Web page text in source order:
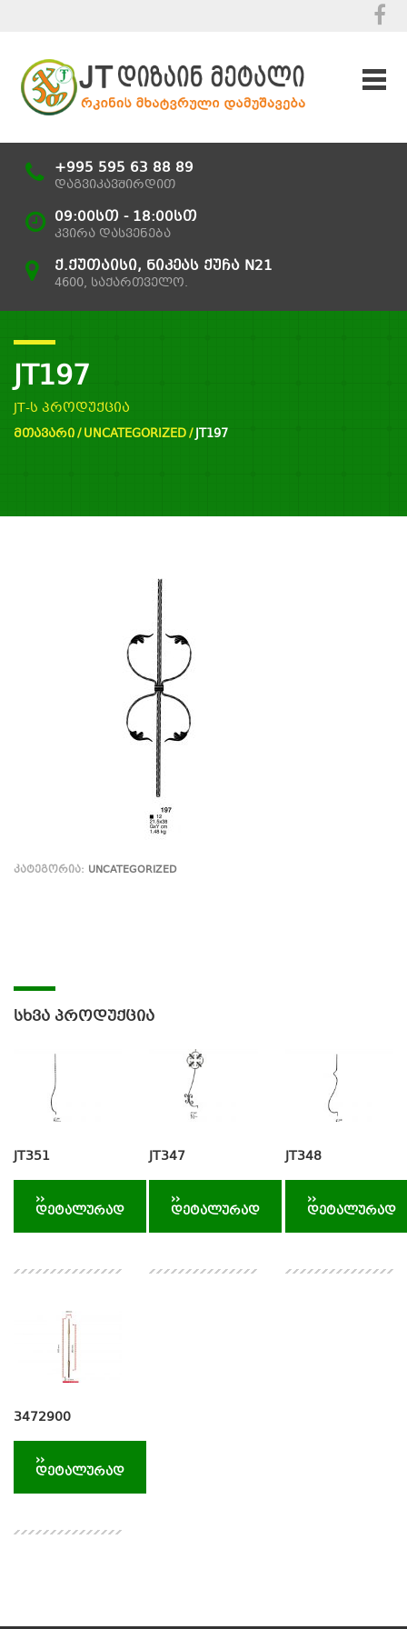
+995 595 63 88 89
დაგვიკავშირდით
09:00სთ - 18:00სთ
კვირა დასვენება
ქ.ქუთაისი, ნიკეას ქუჩა N21
4600, საქართველო.
JT197
JT-ს პროდუქცია
ᲛᲗᲐᲕᲐᲠᲘ/ UNCATEGORIZED/JT197
ᲙᲐᲢᲔᲒᲝᲠᲘᲐ: UNCATEGORIZED
ᲡᲮᲕᲐ ᲞᲠᲝᲓᲣᲥᲪᲘᲐ
JT351
››
დეტალურად
JT347
››
დეტალურად
JT348
››
დეტალურად
3472900
››
დეტალურად